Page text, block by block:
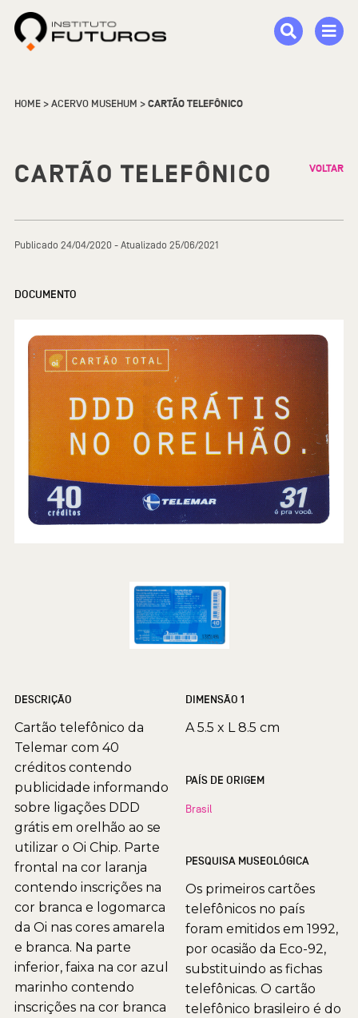
HOME>ACERVO MUSEHUM >CARTÃO TELEFÔNICO
CARTÃO TELEFÔNICO VOLTAR
Publicado 24/04/2020 - Atualizado 25/06/2021
DOCUMENTO
DESCRIÇÃO
Cartão telefônico da
Telemar com 40
créditos contendo
publicidade informando
sobre ligações DDD
grátis em orelhão ao se
utilizar o Oi Chip. Parte
frontal na cor laranja
contendo inscrições na
cor branca e logomarca
da Oi nas cores amarela
e branca. Na parte
inferior, faixa na cor azul
marinho contendo
inscrições na cor branca
DIMENSÃO 1
A 5.5 x L 8.5 cm
PAÍS DE ORIGEM
Brasil
PESQUISA MUSEOLÓGICA
Os primeiros cartões
telefônicos no país
foram emitidos em 1992,
por ocasião da Eco-92,
substituindo as fichas
telefônicas. O cartão
telefônico brasileiro é do